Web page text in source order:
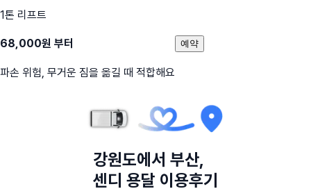
1톤 리프트
68,000원 부터
파손 위험, 무거운 짐을 옮길 때 적합해요
예약
강원도에서 부산,
센디 용달 이용후기